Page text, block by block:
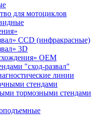
для мотоциклов
CCD (инфракрасные)
3D
ОЕМ
"сход-развал"
линии
стендами
тормозными стендами